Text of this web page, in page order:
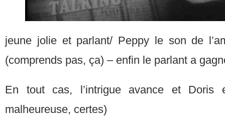
jeune jolie et parlant/ Peppy le son de
(comprends pas, ça) – enfin le parlant a
En tout cas, l’intrigue avance et Doris
malheureuse, certes)